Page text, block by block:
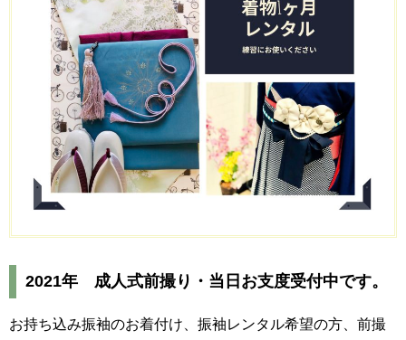
2021年 成人式前撮り・当日お支度受付中です。
お持ち込み振袖のお着付け、振袖レンタル希望の方、前撮